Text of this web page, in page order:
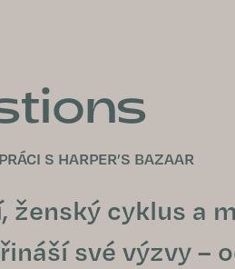
S HARPER’S BAZAAR
ženský cyklus a
své výzvy –